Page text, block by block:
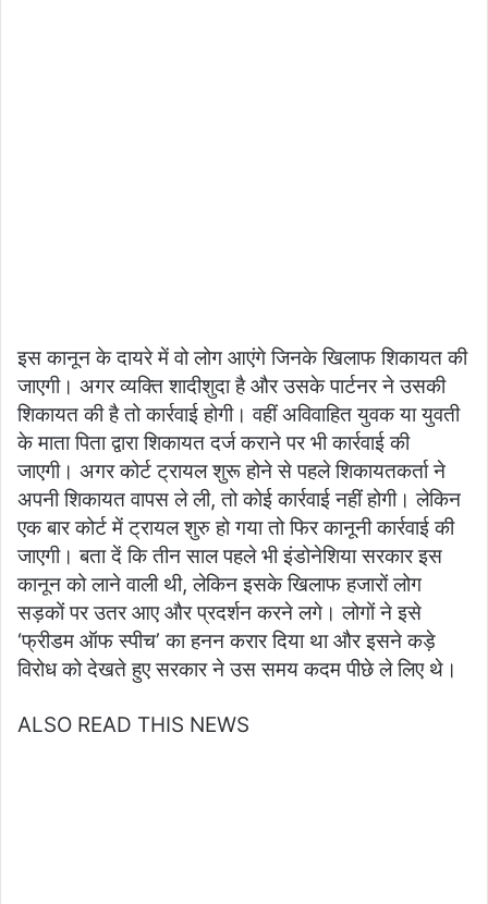
इस कानून के दायरे में वो लोग आएंगे जिनके खिलाफ शिकायत की
जाएगी। अगर व्यक्ति शादीशुदा है और उसके पार्टनर ने उसकी
शिकायत की है तो कार्रवाई होगी। वहीं अविवाहित युवक या युवती
के माता पिता द्वारा शिकायत दर्ज कराने पर भी कार्रवाई की
जाएगी। अगर कोर्ट ट्रायल शुरू होने से पहले शिकायतकर्ता ने
अपनी शिकायत वापस ले ली, तो कोई कार्रवाई नहीं होगी। लेकिन
एक बार कोर्ट में ट्रायल शुरु हो गया तो फिर कानूनी कार्रवाई की
जाएगी। बता दें कि तीन साल पहले भी इंडोनेशिया सरकार इस
कानून को लाने वाली थी, लेकिन इसके खिलाफ हजारों लोग
सड़कों पर उतर आए और प्रदर्शन करने लगे। लोगों ने इसे
‘फ्रीडम ऑफ स्पीच’ का हनन करार दिया था और इसने कड़े
विरोध को देखते हुए सरकार ने उस समय कदम पीछे ले लिए थे।
ALSO READ THIS NEWS